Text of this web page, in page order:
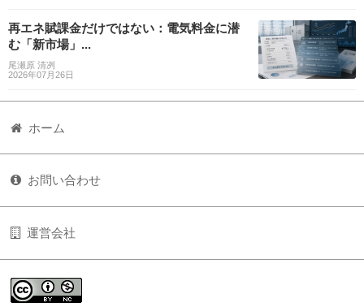
再エネ賦課金だけではない：電気料金に潜
む「新市場」...
尾瀬原 清冽
2026年07月26日
ホーム
お問い合わせ
運営会社